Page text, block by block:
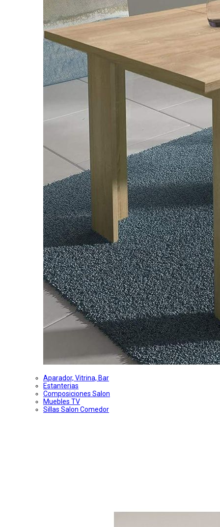
Aparador, Vitrina, Bar
Estanterias
Composiciones Salon
Muebles TV
Sillas Salon Comedor